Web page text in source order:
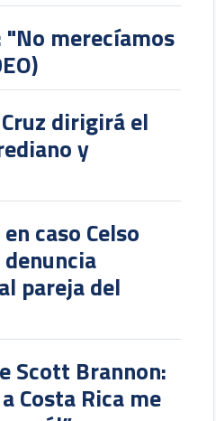
"No merecíamos
dirigirá el
y
caso Celso
pareja del
Scott Brannon:
Costa Rica me